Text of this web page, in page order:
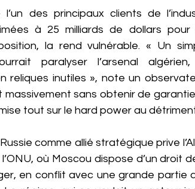
l’un des principaux clients de
à 25 milliards de dollars
la rend vulnérable. « Un
paralyser l’arsenal
reliques inutiles », note un
massivement sans obtenir de
tout sur le hard power au
comme allié stratégique prive
où Moscou dispose d’un droit
en conflit avec une grande partie